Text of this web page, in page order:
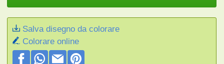
Salva disegno da colorare
Colorare online